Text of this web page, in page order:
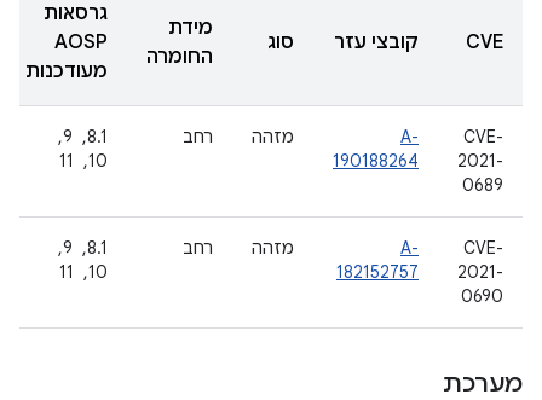
CVE קובצי עזר סוג
מידת
החומרה
גרסאות
AOSP
מעודכנות
CVE-
2021-
0689
A-
190188264
מזהה רחב
8.1, ‏ 9, ‏
10, ‏ 11
CVE-
2021-
0690
A-
182152757
מזהה רחב
8.1, ‏ 9, ‏
10, ‏ 11
מערכת